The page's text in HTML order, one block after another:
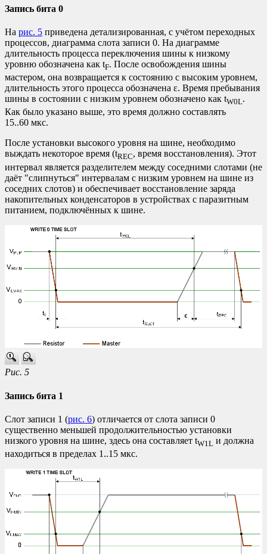
Запись бита 0
На рис. 5 приведена детализированная, с учётом переходных
процессов, диаграмма слота записи 0. На диаграмме
длительность процесса переключения шины к низкому
уровню обозначена как tF. После освобождения шины
мастером, она возвращается к состоянию с высоким уровнем,
длительность этого процесса обозначена ε. Время пребывания
шины в состоянии с низким уровнем обозначено как tW0L.
Как было указано выше, это время должно составлять
15..60 мкс.
После установки высокого уровня на шине, необходимо
выждать некоторое время (tREC, время восстановления). Этот
интервал является разделителем между соседними слотами (не
даёт "слипнуться" интервалам с низким уровнем на шине из
соседних слотов) и обеспечивает восстановление заряда
накопительных конденсаторов в устройствах с паразитным
питанием, подключённых к шине.
Рис. 5
Запись бита 1
Слот записи 1 (рис. 6) отличается от слота записи 0
существенно меньшей продолжительностью установки
низкого уровня на шине, здесь она составляет tW1L и должна
находиться в пределах 1..15 мкс.